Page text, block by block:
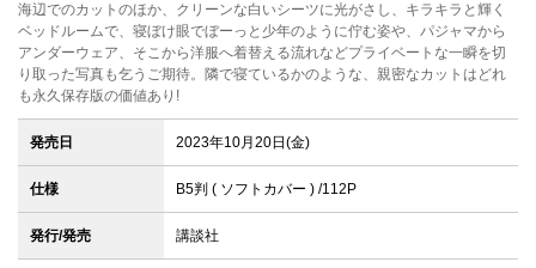
海辺でのカットのほか、クリーンな白いシーツに光がさし、キラキラと輝く
ベッドルームで、寝ぼけ眼でぼーっと少年のように佇む姿や、パジャマから
アンダーウェア、そこから洋服へ着替える流れなどプライベートな一瞬を切
り取った写真も乞うご期待。隣で寝ているかのような、親密なカットはどれ
も永久保存版の価値あり!
発売日 2023年10月20日(金)
仕様 B5判 ( ソフトカバー ) /112P
発行/発売 講談社